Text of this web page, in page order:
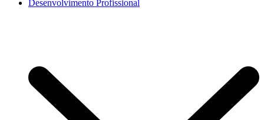
Desenvolvimento Profissional